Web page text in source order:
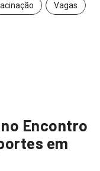
Vagas
Encontro
em